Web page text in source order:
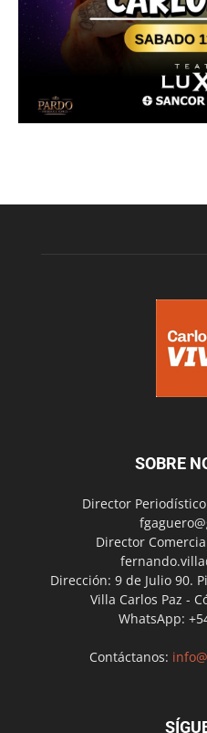
SOBRE
Director
Director
Dirección: 9 de Julio 90.
Villa Carlos Paz -
WhatsApp:
Contáctanos: